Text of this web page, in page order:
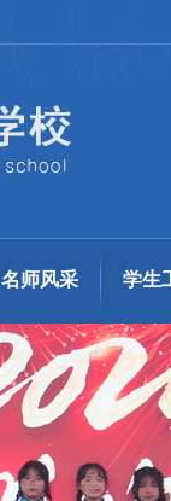
名师风采 学生